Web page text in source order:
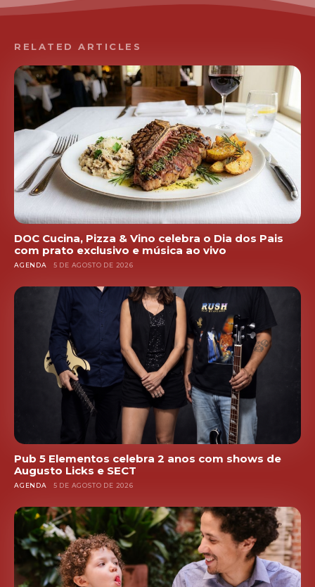
RELATED ARTICLES
DOC Cucina, Pizza & Vino celebra o Dia dos Pais
com prato exclusivo e música ao vivo
AGENDA 5 DE AGOSTO DE 2026
Pub 5 Elementos celebra 2 anos com shows de
Augusto Licks e SECT
AGENDA 5 DE AGOSTO DE 2026